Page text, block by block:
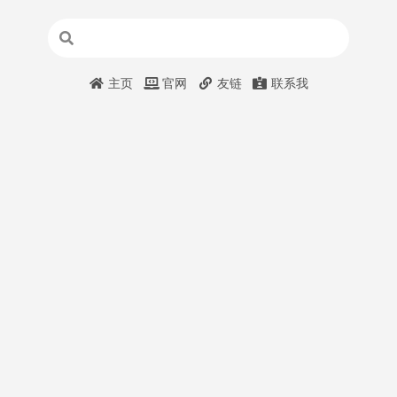
主页 官网 友链 联系我